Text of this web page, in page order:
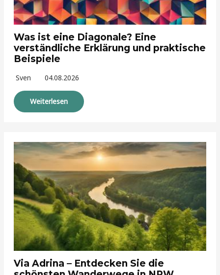
Was ist eine Diagonale? Eine
verständliche Erklärung und praktische
Beispiele
Sven 04.08.2026
Weiterlesen
Via Adrina – Entdecken Sie die